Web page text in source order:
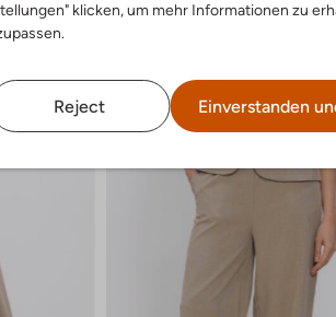
klicken, um mehr Informationen zu
Reject Einverstanden